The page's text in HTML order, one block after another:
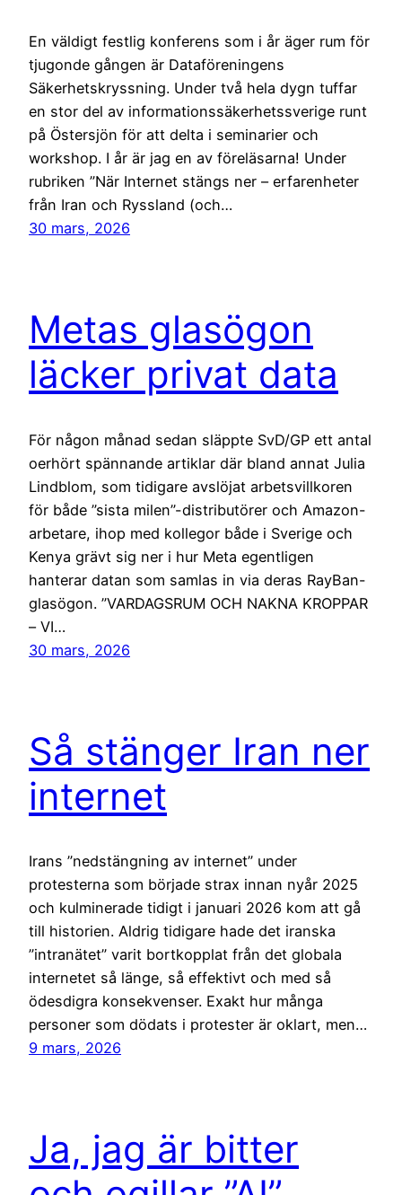
En väldigt festlig konferens som i år äger rum för
tjugonde gången är Dataföreningens
Säkerhetskryssning. Under två hela dygn tuffar
en stor del av informationssäkerhetssverige runt
på Östersjön för att delta i seminarier och
workshop. I år är jag en av föreläsarna! Under
rubriken ”När Internet stängs ner – erfarenheter
från Iran och Ryssland (och…
30 mars, 2026
Metas glasögon
läcker privat data
För någon månad sedan släppte SvD/GP ett antal
oerhört spännande artiklar där bland annat Julia
Lindblom, som tidigare avslöjat arbetsvillkoren
för både ”sista milen”-distributörer och Amazon-
arbetare, ihop med kollegor både i Sverige och
Kenya grävt sig ner i hur Meta egentligen
hanterar datan som samlas in via deras RayBan-
glasögon. ”VARDAGSRUM OCH NAKNA KROPPAR
– VI…
30 mars, 2026
Så stänger Iran ner
internet
Irans ”nedstängning av internet” under
protesterna som började strax innan nyår 2025
och kulminerade tidigt i januari 2026 kom att gå
till historien. Aldrig tidigare hade det iranska
”intranätet” varit bortkopplat från det globala
internetet så länge, så effektivt och med så
ödesdigra konsekvenser. Exakt hur många
personer som dödats i protester är oklart, men…
9 mars, 2026
Ja, jag är bitter